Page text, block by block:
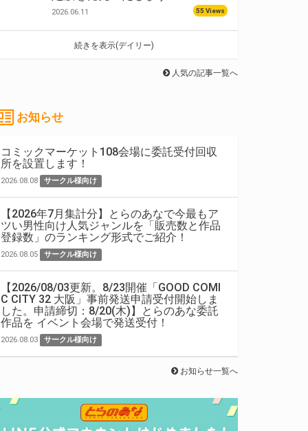
2026.06.11 55 Views
続きを表示(デイリー)
人気の記事一覧へ
お知らせ
コミックマーケット108会場に委託受付回収
所を設置します！
2026.08.08 サークル様向け
【2026年7月集計分】とらのあなで今最もア
ツい男性向け人気ジャンルを「販売数と作品
登録数」のランキング形式でご紹介！
2026.08.05 サークル様向け
【2026/08/03更新。8/23開催「GOOD COMI
C CITY 32 大阪」事前発送申請受付開始しま
した。申請締切：8/20(木)】とらのあな委託
作品を イベント会場で発送受付！
2026.08.03 サークル様向け
お知らせ一覧へ